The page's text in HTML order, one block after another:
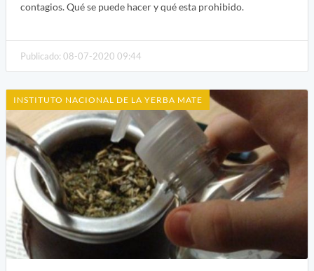
contagios. Qué se puede hacer y qué esta prohibido.
Publicado: 08-07-2020 09:44
INSTITUTO NACIONAL DE LA YERBA MATE